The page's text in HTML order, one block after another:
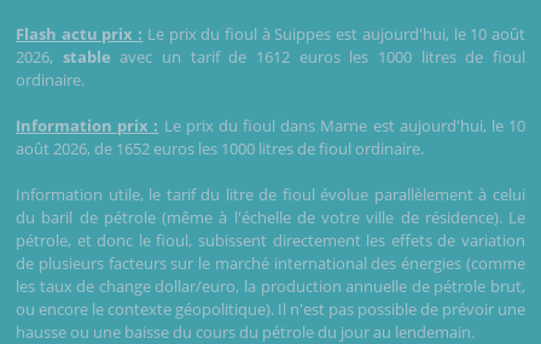
Flash actu prix : Le prix du fioul à Suippes est aujourd'hui, le 10 août
2026, stable avec un tarif de 1612 euros les 1000 litres de fioul
ordinaire.
Information prix : Le prix du fioul dans Marne est aujourd'hui, le 10
août 2026, de 1652 euros les 1000 litres de fioul ordinaire.
Information utile, le tarif du litre de fioul évolue parallèlement à celui
du baril de pétrole (même à l'échelle de votre ville de résidence). Le
pétrole, et donc le fioul, subissent directement les effets de variation
de plusieurs facteurs sur le marché international des énergies (comme
les taux de change dollar/euro, la production annuelle de pétrole brut,
ou encore le contexte géopolitique). Il n'est pas possible de prévoir une
hausse ou une baisse du cours du pétrole du jour au lendemain.